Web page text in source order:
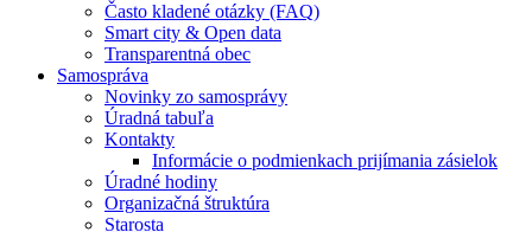
Často kladené otázky (FAQ)
Smart city & Open data
Transparentná obec
Samospráva
Novinky zo samosprávy
Úradná tabuľa
Kontakty
Informácie o podmienkach prijímania zásielok
Úradné hodiny
Organizačná štruktúra
Starosta